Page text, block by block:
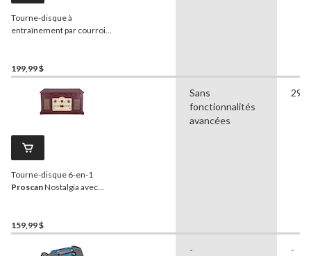
Tourne-disque à
entraînement par courroie
vitesses, noir
199,99 $
Tourne-disque 6-en-1
ProscanNostalgia avec
159,99 $
Sans
fonctionnalités
avancées
- -